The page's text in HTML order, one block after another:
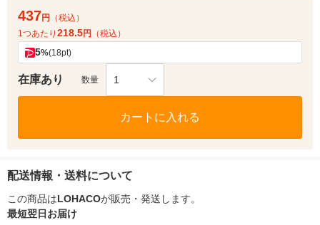
437円
（税込）
1つあたり 218.5円 （税込）
5%(18pt)
在庫あり 数量 1
カートに入れる
配送情報・送料について
この商品はLOHACOが販売・発送します。
最短翌日お届け